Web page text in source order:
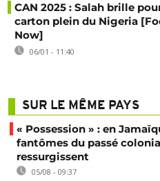
CAN 2025 : Salah brille
carton plein du Nigeria
Now]
06/01 - 11:40
SUR LE MÊME PAYS
« Possession » : en
fantômes du passé
ressurgissent
05/08 - 09:37